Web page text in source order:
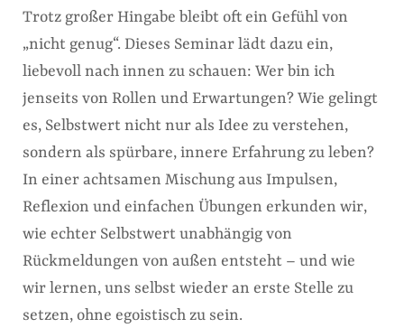
Trotz großer Hingabe bleibt oft ein Gefühl von
„nicht genug“. Dieses Seminar lädt dazu ein,
liebevoll nach innen zu schauen: Wer bin ich
jenseits von Rollen und Erwartungen? Wie gelingt
es, Selbstwert nicht nur als Idee zu verstehen,
sondern als spürbare, innere Erfahrung zu leben?
In einer achtsamen Mischung aus Impulsen,
Reflexion und einfachen Übungen erkunden wir,
wie echter Selbstwert unabhängig von
Rückmeldungen von außen entsteht – und wie
wir lernen, uns selbst wieder an erste Stelle zu
setzen, ohne egoistisch zu sein.